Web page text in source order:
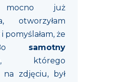
mocno już
otworzyłam
pomyślałam, że
Bo samotny
, którego
na zdjęciu, był